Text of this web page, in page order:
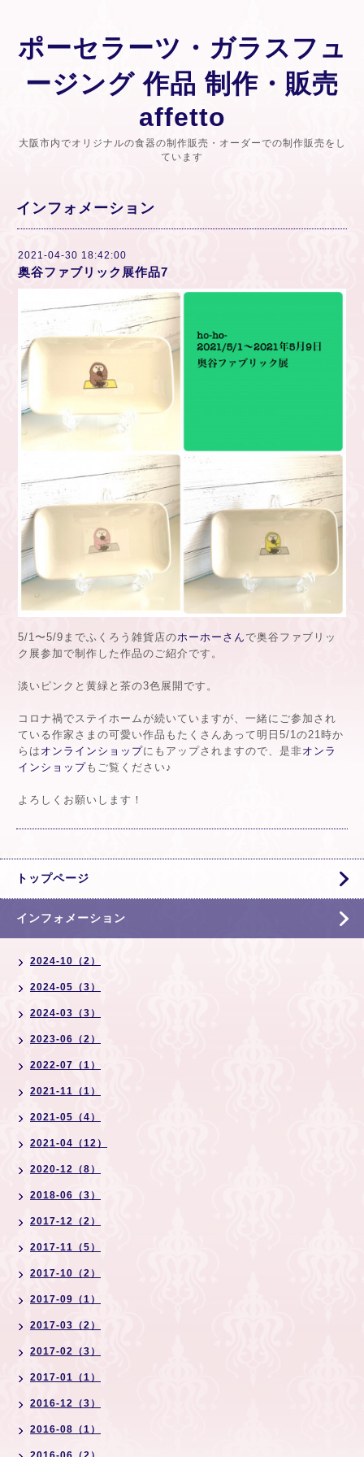
ポーセラーツ・ガラスフュ
ージング 作品 制作・販売
affetto
大阪市内でオリジナルの食器の制作販売・オーダーでの制作販売をし
ています
インフォメーション
2021-04-30 18:42:00
奥谷ファブリック展作品7
5/1〜5/9までふくろう雑貨店のホーホーさん で奥谷ファブリッ
ク展参加で制作した作品のご紹介です。
淡いピンクと黄緑と茶の3色展開です。
コロナ禍でステイホームが続いていますが、一緒にご参加され
ている作家さまの可愛い作品もたくさんあって明日5/1の21時か
らは オンラインショップにもアップされますので、是非オンラ
インショップもご覧ください♪
よろしくお願いします！
トップページ
インフォメーション
2024-10（2）
2024-05（3）
2024-03（3）
2023-06（2）
2022-07（1）
2021-11（1）
2021-05（4）
2021-04（12）
2020-12（8）
2018-06（3）
2017-12（2）
2017-11（5）
2017-10（2）
2017-09（1）
2017-03（2）
2017-02（3）
2017-01（1）
2016-12（3）
2016-08（1）